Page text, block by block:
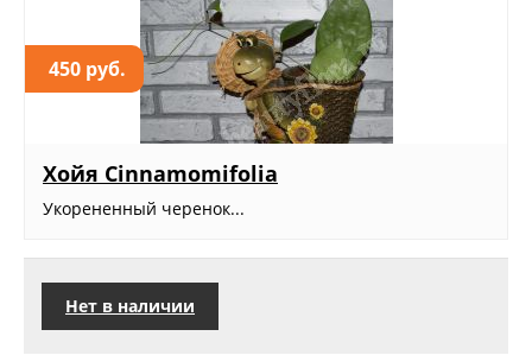
450 руб.
Хойя Cinnamomifolia
Укорененный черенок...
Нет в наличии